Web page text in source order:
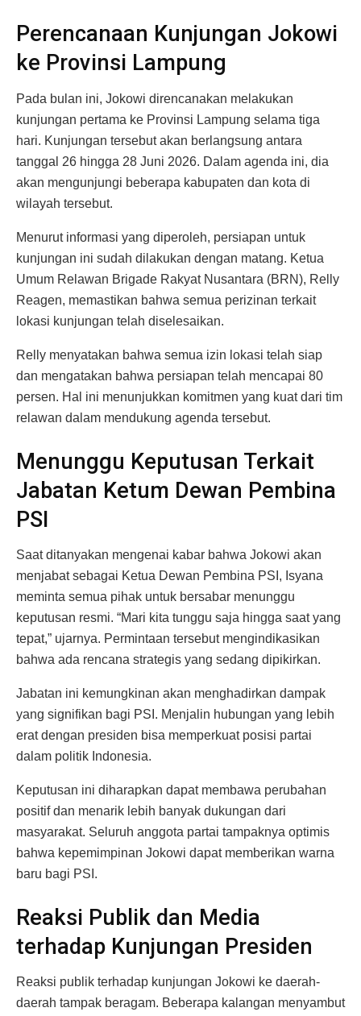
Perencanaan Kunjungan Jokowi
ke Provinsi Lampung
Pada bulan ini, Jokowi direncanakan melakukan
kunjungan pertama ke Provinsi Lampung selama tiga
hari. Kunjungan tersebut akan berlangsung antara
tanggal 26 hingga 28 Juni 2026. Dalam agenda ini, dia
akan mengunjungi beberapa kabupaten dan kota di
wilayah tersebut.
Menurut informasi yang diperoleh, persiapan untuk
kunjungan ini sudah dilakukan dengan matang. Ketua
Umum Relawan Brigade Rakyat Nusantara (BRN), Relly
Reagen, memastikan bahwa semua perizinan terkait
lokasi kunjungan telah diselesaikan.
Relly menyatakan bahwa semua izin lokasi telah siap
dan mengatakan bahwa persiapan telah mencapai 80
persen. Hal ini menunjukkan komitmen yang kuat dari tim
relawan dalam mendukung agenda tersebut.
Menunggu Keputusan Terkait
Jabatan Ketum Dewan Pembina
PSI
Saat ditanyakan mengenai kabar bahwa Jokowi akan
menjabat sebagai Ketua Dewan Pembina PSI, Isyana
meminta semua pihak untuk bersabar menunggu
keputusan resmi. “Mari kita tunggu saja hingga saat yang
tepat,” ujarnya. Permintaan tersebut mengindikasikan
bahwa ada rencana strategis yang sedang dipikirkan.
Jabatan ini kemungkinan akan menghadirkan dampak
yang signifikan bagi PSI. Menjalin hubungan yang lebih
erat dengan presiden bisa memperkuat posisi partai
dalam politik Indonesia.
Keputusan ini diharapkan dapat membawa perubahan
positif dan menarik lebih banyak dukungan dari
masyarakat. Seluruh anggota partai tampaknya optimis
bahwa kepemimpinan Jokowi dapat memberikan warna
baru bagi PSI.
Reaksi Publik dan Media
terhadap Kunjungan Presiden
Reaksi publik terhadap kunjungan Jokowi ke daerah-
daerah tampak beragam. Beberapa kalangan menyambut